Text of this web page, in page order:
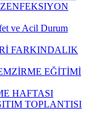
ve Acil Durum
FARKINDALIK
EĞİTİMİ
HAFTASI
TOPLANTISI